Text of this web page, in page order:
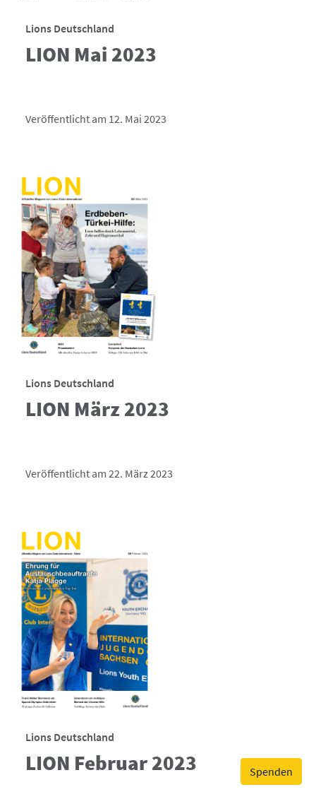
Spenden
Lions Deutschland
LION Mai 2023
Veröffentlicht am 12. Mai 2023
Lions Deutschland
LION März 2023
Veröffentlicht am 22. März 2023
Lions Deutschland
LION Februar 2023